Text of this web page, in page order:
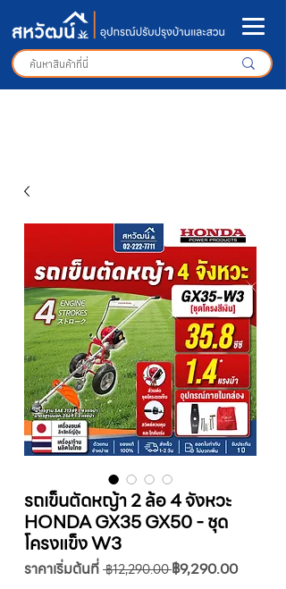
รถเข็นตัดหญ้า 2 ล้อ 4 จังหวะ
HONDA GX35 GX50 - ชุด
โครงแข็ง W3
ราคาเริ่มต้นที่ ฿12,290.00 ราคา
฿9,290.00ราคา